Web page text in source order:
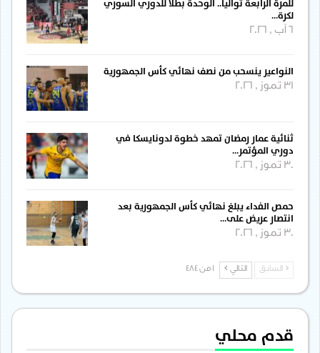
للمرة الرابعة توالياً.. الوحدة بطلاً للدوري السوري
لكرة…
النواعير ينسحب من نصف نهائي كأس الجمهورية
31 تموز , 2026
ثنائية عمار رمضان تمهد خطوة لدونايسكا في
دوري المؤتمر…
30 تموز , 2026
حمص الفداء يبلغ نهائي كأس الجمهورية بعد
انتصار عريض على…
30 تموز , 2026
السابق التالي
قدم محلي